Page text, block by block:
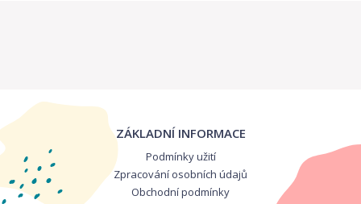
ZÁKLADNÍ INFORMACE
Podmínky užití
Zpracování osobních údajů
Obchodní podmínky